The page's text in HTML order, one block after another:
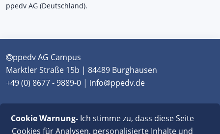
ppedv AG (Deutschland).
ppedv AG Campus
Marktler Straße 15b | 84489 Burghausen
+49 (0) 8677 - 9889-0 | info@ppedv.de
Classroom
Cookie Warnung-Ich stimme zu, dass diese Seite
Cookies für Analysen, personalisierte Inhalte und